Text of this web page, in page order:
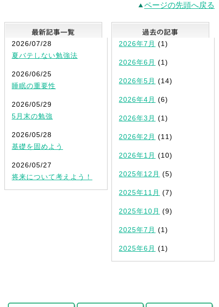
ページの先頭へ戻る
最新記事一覧
2026/07/28
夏バテしない勉強法
2026/06/25
睡眠の重要性
2026/05/29
5月末の勉強
2026/05/28
基礎を固めよう
2026/05/27
将来について考えよう！
2026年7月 (1)
2026年6月 (1)
2026年5月 (14)
2026年4月 (6)
2026年3月 (1)
2026年2月 (11)
2026年1月 (10)
2025年12月 (5)
2025年11月 (7)
2025年10月 (9)
2025年7月 (1)
2025年6月 (1)